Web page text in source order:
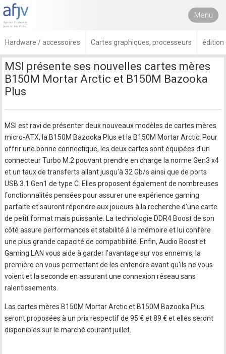
Menu
Hardware / accessoires Cartes graphiques, processeurs édition
MSI présente ses nouvelles cartes mères
B150M Mortar Arctic et B150M Bazooka
Plus
MSI est ravi de présenter deux nouveaux modèles de cartes mères
micro-ATX, la B150M Bazooka Plus et la B150M Mortar Arctic. Pour
offrir une bonne connectique, les deux cartes sont équipées d'un
connecteur Turbo M.2 pouvant prendre en charge la norme Gen3 x4
et un taux de transferts allant jusqu'à 32 Gb/s ainsi que de ports
USB 3.1 Gen1 de type C. Elles proposent également de nombreuses
fonctionnalités pensées pour assurer une expérience gaming
parfaite et sauront répondre aux joueurs à la recherche d'une carte
de petit format mais puissante. La technologie DDR4 Boost de son
côté assure performances et stabilité à la mémoire et lui confère
une plus grande capacité de compatibilité. Enfin, Audio Boost et
Gaming LAN vous aide à garder l'avantage sur vos ennemis, la
première en vous permettant de les entendre avant qu'ils ne vous
voient et la seconde en assurant une connexion réseau sans
ralentissements.
Las cartes mères B150M Mortar Arctic et B150M Bazooka Plus
seront proposées à un prix respectif de 95 € et 89 € et elles seront
disponibles sur le marché courant juillet.